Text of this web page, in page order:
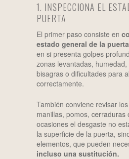
1. INSPECCIONA EL
PUERTA
El primer paso consiste en
estado general de la puerta
en si presenta golpes
zonas levantadas,
bisagras o dificultades para
correctamente.
También conviene revisar
manillas, pomos, cerraduras
ocasiones el desgaste no
la superficie de la puerta,
elementos, que pueden
incluso una sustitución.